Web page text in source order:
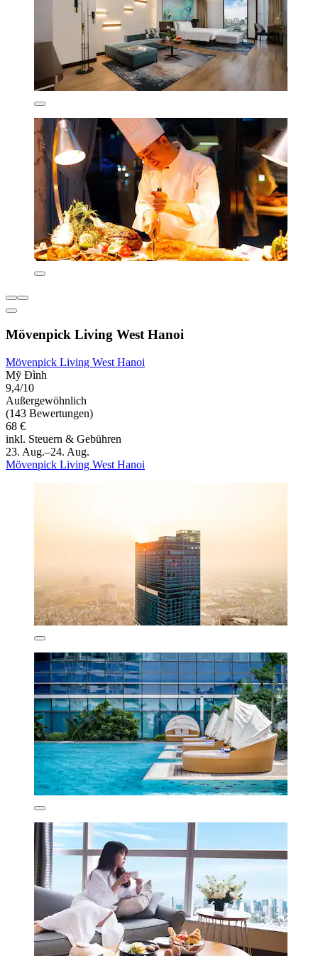
Mövenpick Living West Hanoi
Mövenpick Living West Hanoi
Mỹ Đình
9,4/10
Außergewöhnlich
(143 Bewertungen)
68 €
inkl. Steuern & Gebühren
23. Aug.–24. Aug.
Mövenpick Living West Hanoi